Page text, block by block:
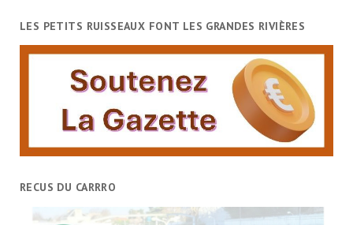
LES PETITS RUISSEAUX FONT LES GRANDES RIVIÈRES
RECUS DU CARRRO